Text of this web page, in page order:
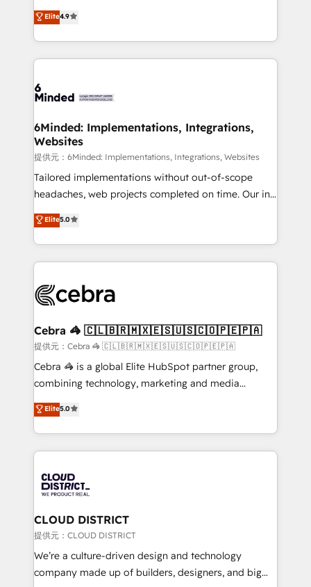
technology for integrations • Multilingual team:
English, Spanish, Portuguese & Italian 👉 Grow
smarter with AI and HubSpot.
healthcare, real estate, and other industries. With
150+ HubSpot-certified experts, we deliver scalable
solutions to complex GTM and RevOps challenges.
Our Expertise 🔹 Onboarding & Implementation:
tailored to your GTM motion. 🔹 Migrations:
from other CRMs to HubSpot without data loss or
downtime. 🔹 RevOps Strategy: Align teams,
processes, and data to drive revenue efficiency. 🔹
Integrations: Connect HubSpot with your tech stack
for better adoption. 🔹 Custom Solutions: Build
SOC 2 Type II and ISO 27001 certified, reinforcing
our commitment to data security and compliance. At
Elite4.9
6Minded: Implementations, Integrations,
Websites
提供元：6Minded: Implementations, Integrations, Websites
Tailored implementations without out-of-scope
headaches, web projects completed on time. Our in-
house team of certified CRM architects, experts,
developers, designers, and marketers handles all
aspects of your HubSpot. ✨ 400+ global clients ✨
100+ seamless migrations from 15+ different CRMs
implementations, and 5,000+ pages ✨ CS: Clients
CS: 245% organic growth & +751% new visitors for a
full-funnel HubSpot project ✨ CS: 415% conversion
boost with a new HubSpot site Recognized leaders:
🏆 HubSpot Platform Migration Impact Award 🏆
Inbound Campaign of the Year 🏆 Gold AVA Digital
Award for Best Website 🌟 Accreditations: CRM
Elite5.0
Cebra 🦓 🇨🇱🇧🇷🇲🇽🇪🇸🇺🇸🇨🇴🇵🇪🇵🇦
提供元：Cebra 🦓 🇨🇱🇧🇷🇲🇽🇪🇸🇺🇸🇨🇴🇵🇪🇵🇦
Cebra 🦓 is a global Elite HubSpot partner group,
combining technology, marketing and media
expertise across Latin America and Southern
Europe, with teams across 7 countries. Born in Chile,
we combine local insight with international reach to
help businesses grow through technology, creativity,
500+ HubSpot implementations, building end-to-
end solutions that integrate CRM, AI automation,
inbound and loop marketing, content, and digital
creativity. Our multicultural team works in Spanish,
Portuguese, and English to design scalable strategies
that drive measurable growth. 🌎 Highlights: • 10+
Elite5.0
CLOUD DISTRICT
提供元：CLOUD DISTRICT
We’re a culture-driven design and technology
company made up of builders, designers, and big